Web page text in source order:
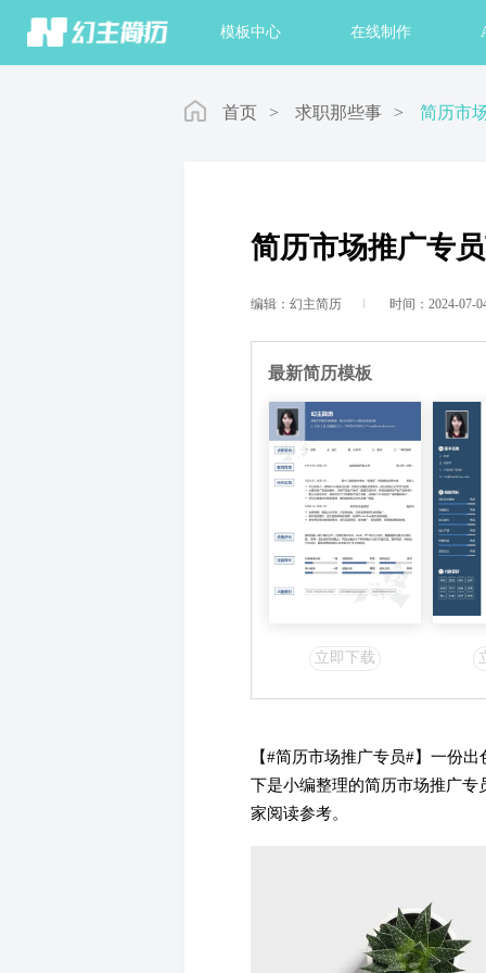
首页 模板中心 在线制作
首页 > 求职那些事 > 简历市
简历市场推广专
编辑：幻主简历 时间：2024-07-
最新简历模板
立即下载
【#简历市场推广专员#】一份
下是小编整理的简历市场推广
家阅读参考。